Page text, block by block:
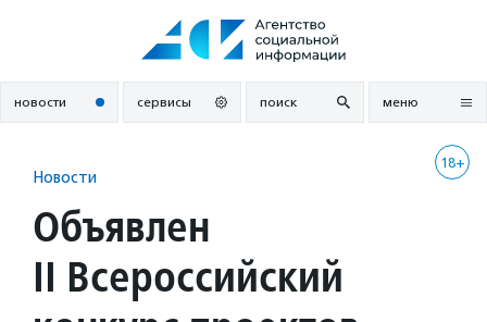
новости сервисы поиск меню
18+
Новости
Объявлен
II Всероссийский